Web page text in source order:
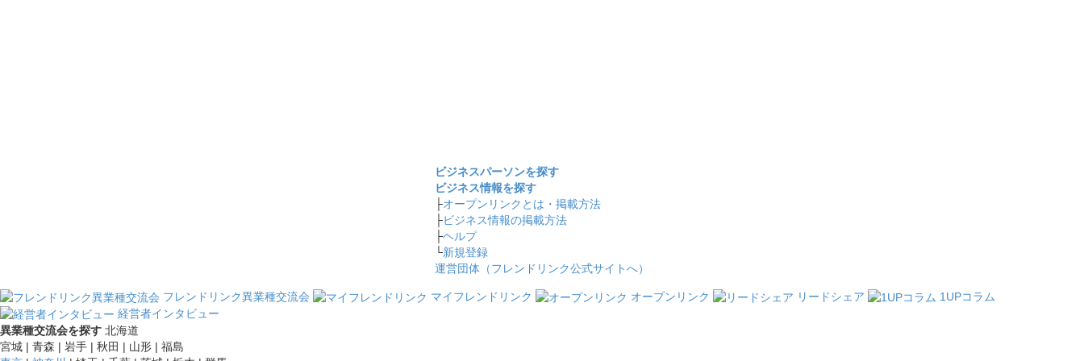
ビジネスパーソンを探す
ビジネス情報を探す
├オープンリンクとは・掲載方法
├ビジネス情報の掲載方法
├ヘルプ
└新規登録
運営団体（フレンドリンク公式サイトへ）
フレンドリンク異業種交流会 マイフレンドリンク オープンリンク リードシェア
1UPコラム
経営者インタビュー
異業種交流会を探す 北海道
宮城 | 青森 | 岩手 | 秋田 | 山形 | 福島